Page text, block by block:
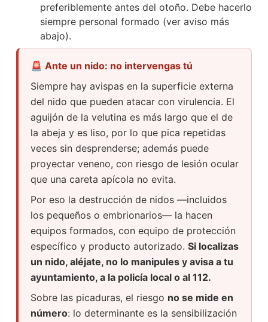
preferiblemente antes del otoño. Debe hacerlo
siempre personal formado (ver aviso más
abajo).
🚨 Ante un nido: no intervengas tú
Siempre hay avispas en la superficie externa
del nido que pueden atacar con virulencia. El
aguijón de la velutina es más largo que el de
la abeja y es liso, por lo que pica repetidas
veces sin desprenderse; además puede
proyectar veneno, con riesgo de lesión ocular
que una careta apícola no evita.
Por eso la destrucción de nidos —incluidos
los pequeños o embrionarios— la hacen
equipos formados, con equipo de protección
específico y producto autorizado. Si localizas
un nido, aléjate, no lo manipules y avisa a tu
ayuntamiento, a la policía local o al 112.
Sobre las picaduras, el riesgo no se mide en
número: lo determinante es la sensibilización